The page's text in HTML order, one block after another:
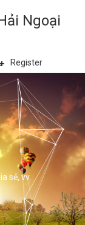
Ngoại
Register
sẻ, vv.